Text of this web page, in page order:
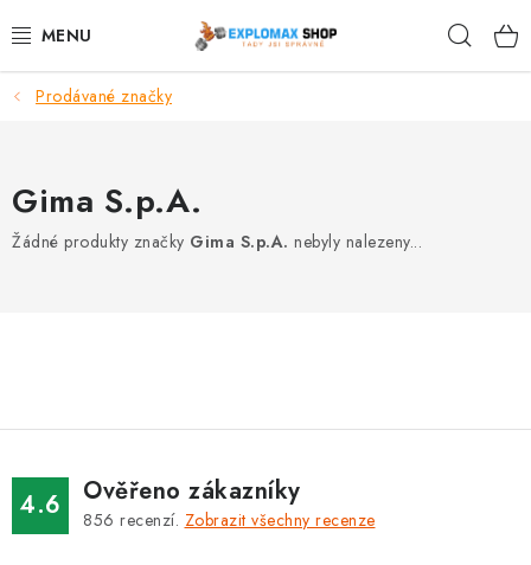
na
%AKCE
SPORTOVNÍ VÝŽIVA
ZNAČKY
Prodávané značky
Gima S.p.A.
Žádné produkty značky Gima S.p.A. nebyly nalezeny...
4.6 Ověřeno zákazníky
856 recenzí. Zobrazit všechny recenze